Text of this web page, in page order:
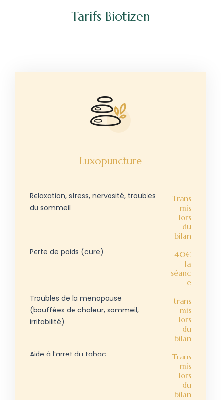
Tarifs Biotizen
Luxopuncture
Relaxation, stress, nervosité, troubles
du sommeil
Trans
mis
lors
du
bilan
Perte de poids (cure)
40€
la
séanc
e
Troubles de la menopause
(bouffées de chaleur, sommeil,
irritabilité)
trans
mis
lors
du
bilan
Aide à l’arret du tabac
Trans
mis
lors
du
bilan